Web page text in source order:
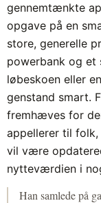
gennemtænkte
opgave på en
store, generelle
powerbank og
løbeskoen eller
genstand smart.
fremhæves for
appellerer til
vil være
nytteværdien i
Han samlede på